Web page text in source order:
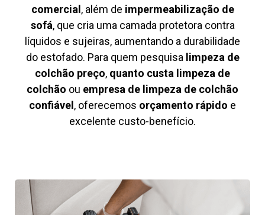
comercial , além de impermeabilização de
sofá, que cria uma camada protetora contra
líquidos e sujeiras, aumentando a durabilidade
do estofado. Para quem pesquisa limpeza de
colchão preço, quanto custa limpeza de
colchão ou empresa de limpeza de colchão
confiável , oferecemos orçamento rápido e
excelente custo-benefício.